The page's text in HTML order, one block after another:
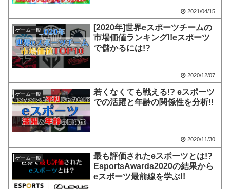
2021/04/15
ゲーム一般
[2020年]世界eスポーツチームの
市場価値ランキング!!eスポーツ
で儲かるには!?
2020/12/07
ゲーム一般
若くなくても戦える!? eスポーツ
での活躍と年齢の関係性を分析!!
2020/11/30
ゲーム一般
最も評価されたeスポーツとは!?
EsportsAwards2020の結果から
eスポーツ最前線を学ぶ!!